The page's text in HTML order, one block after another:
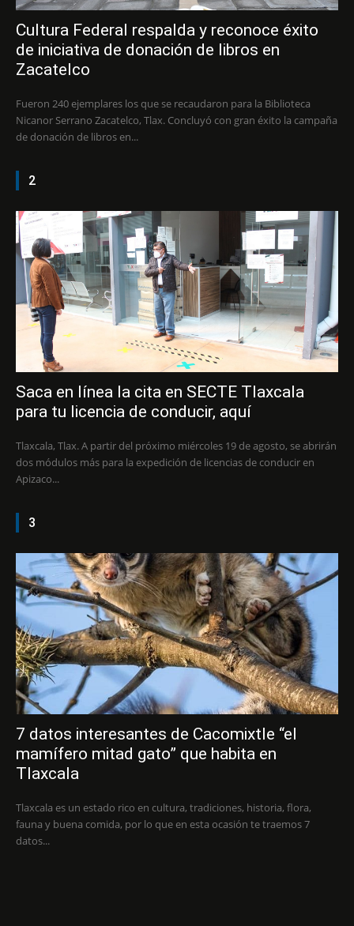
Cultura Federal respalda y reconoce éxito
de iniciativa de donación de libros en
Zacatelco
Fueron 240 ejemplares los que se recaudaron para la Biblioteca
Nicanor Serrano Zacatelco, Tlax. Concluyó con gran éxito la campaña
de donación de libros en...
2
Saca en línea la cita en SECTE Tlaxcala
para tu licencia de conducir, aquí
Tlaxcala, Tlax. A partir del próximo miércoles 19 de agosto, se abrirán
dos módulos más para la expedición de licencias de conducir en
Apizaco...
3
7 datos interesantes de Cacomixtle “el
mamífero mitad gato” que habita en
Tlaxcala
Tlaxcala es un estado rico en cultura, tradiciones, historia, flora,
fauna y buena comida, por lo que en esta ocasión te traemos 7
datos...